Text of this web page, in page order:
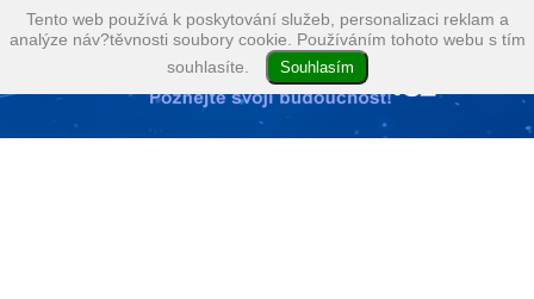
Tento web používá k poskytování služeb, personalizaci reklam a
analýze náv?těvnosti soubory cookie. Používáním tohoto webu s tím
souhlasíte.